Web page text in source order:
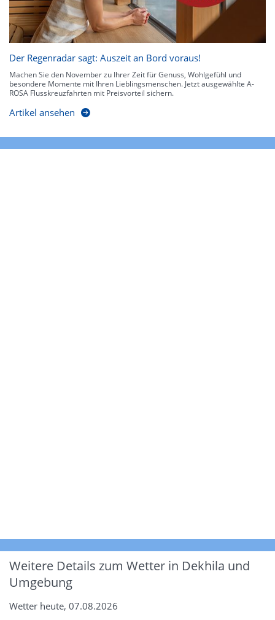
Der Regenradar sagt: Auszeit an Bord voraus!
Machen Sie den November zu Ihrer Zeit für Genuss, Wohlgefühl und
besondere Momente mit Ihren Lieblingsmenschen. Jetzt ausgewählte A-
ROSA Flusskreuzfahrten mit Preisvorteil sichern.
Artikel ansehen
Weitere Details zum Wetter in Dekhila und
Umgebung
Wetter heute, 07.08.2026